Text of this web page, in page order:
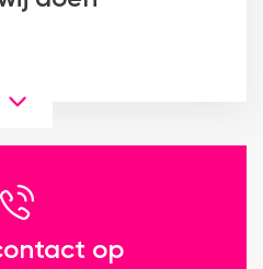
op